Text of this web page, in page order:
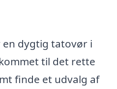
en dygtig tatovør i
til det rette
finde et udvalg af